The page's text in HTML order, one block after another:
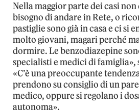
Nella maggior parte dei casi non
bisogno di andare in Rete, o
pastiglie sono già in casa e ci si
molto giovani, magari perché
dormire. Le benzodiazepine
specialisti e medici di famiglia»,
«C’è una preoccupante
prendono su consiglio di un
medico, oppure si regolano i
autonoma».